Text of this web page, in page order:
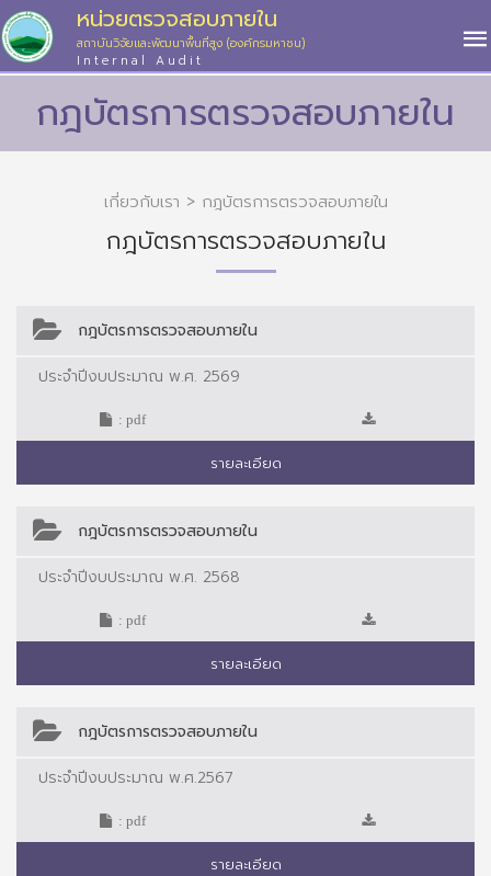
หน่วยตรวจสอบภายใน
สถาบันวิจัยและพัฒนาพื้นที่สูง (องค์กรมหาชน)
Internal Audit
กฎบัตรการตรวจสอบภายใน
เกี่ยวกับเรา > กฎบัตรการตรวจสอบภายใน
กฎบัตรการตรวจสอบภายใน
กฎบัตรการตรวจสอบภายใน
ประจำปีงบประมาณ พ.ศ. 2569
: pdf
รายละเอียด
กฎบัตรการตรวจสอบภายใน
ประจำปีงบประมาณ พ.ศ. 2568
: pdf
รายละเอียด
กฎบัตรการตรวจสอบภายใน
ประจำปีงบประมาณ พ.ศ.2567
: pdf
รายละเอียด